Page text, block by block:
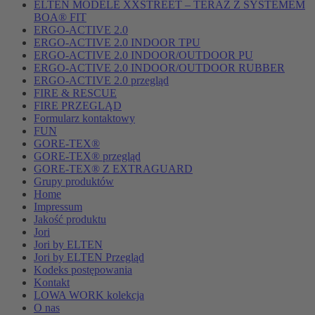
ELTEN MODELE XXSTREET – TERAZ Z SYSTEMEM
BOA® FIT
ERGO-ACTIVE 2.0
ERGO-ACTIVE 2.0 INDOOR TPU
ERGO-ACTIVE 2.0 INDOOR/OUTDOOR PU
ERGO-ACTIVE 2.0 INDOOR/OUTDOOR RUBBER
ERGO-ACTIVE 2.0 przegląd
FIRE & RESCUE
FIRE PRZEGLĄD
Formularz kontaktowy
FUN
GORE-TEX®
GORE-TEX® przegląd
GORE-TEX® Z EXTRAGUARD
Grupy produktów
Home
Impressum
Jakość produktu
Jori
Jori by ELTEN
Jori by ELTEN Przegląd
Kodeks postępowania
Kontakt
LOWA WORK kolekcja
O nas